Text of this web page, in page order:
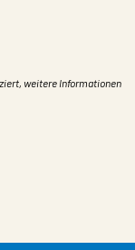
weitere Informationen